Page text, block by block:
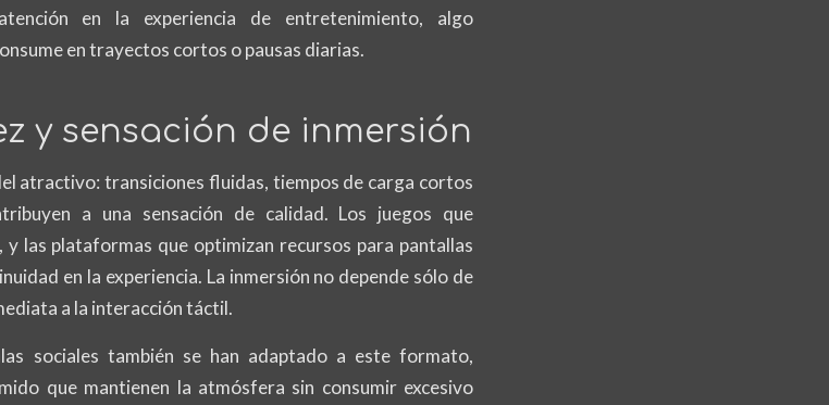
en la experiencia de entretenimiento, algo
en trayectos cortos o pausas diarias.
y sensación de inmersión
atractivo: transiciones fluidas, tiempos de carga cortos
a una sensación de calidad. Los juegos que
y las plataformas que optimizan recursos para pantallas
en la experiencia. La inmersión no depende sólo de
a la interacción táctil.
sociales también se han adaptado a este formato,
que mantienen la atmósfera sin consumir excesivo